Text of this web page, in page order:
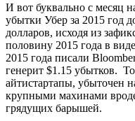
И вот буквально с месяц
убытки Убер за 2015 год
долларов, исходя из
половину 2015 года в
2015 года писали
генерит $1.15 убытков.
айтистартапы, убыточен
крупными махинами
грядущих барышей.